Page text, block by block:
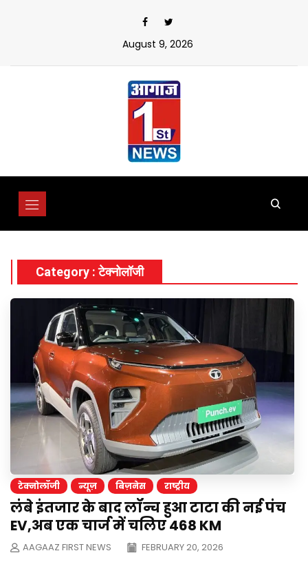
August 9, 2026
Category : टेक्नोलॉजी
टेक्नोलॉजी न्यूज़ बिज़नेस राष्ट्रीय
लंबे इंतजार के बाद लॉन्च हुआ टाटा की नई पंच
EV,अब एक चार्ज में चलिए 468 KM
AAGAAZ FIRST NEWS FEBRUARY 20, 2026